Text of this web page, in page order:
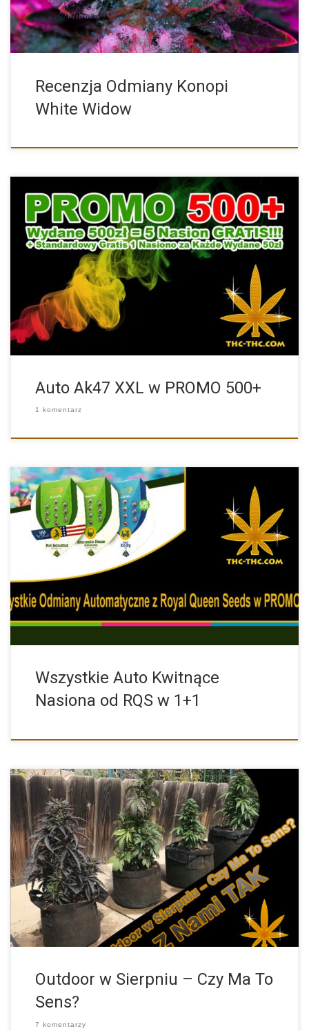
Recenzja Odmiany Konopi
White Widow
Zmiany w PROMOCJI 500+ Jeśli nas znacie, to z pewnością […]
Auto Ak47 XXL w PROMO 500+
1 komentarz
Wspólnie z producentem nasion marihuany Royal Queen Seeds
przygotowaliśmy dla […]
Wszystkie Auto Kwitnące
Nasiona od RQS w 1+1
Zastanawiasz się nad tym, czy outdoor w okresie sierpnia ma […]
Outdoor w Sierpniu – Czy Ma To
Sens?
7 komentarzy